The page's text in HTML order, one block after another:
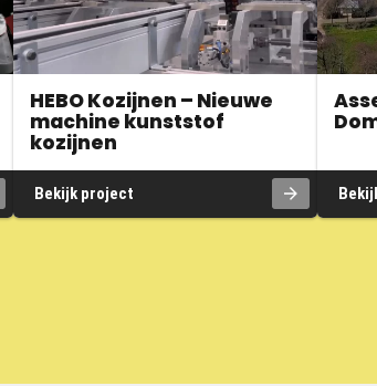
HEBO Kozijnen – Nieuwe
machine kunststof
kozijnen
Bekijk project